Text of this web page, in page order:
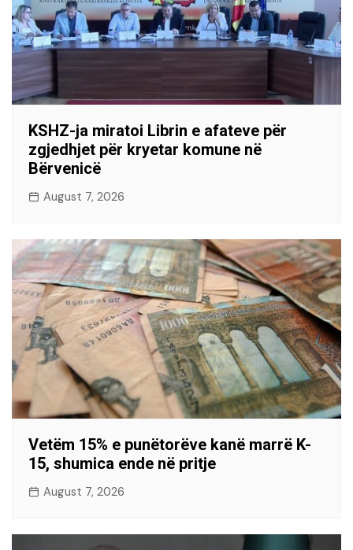
KSHZ-ja miratoi Librin e afateve për
zgjedhjet për kryetar komune në
Bërvenicë
August 7, 2026
Vetëm 15% e punëtorëve kanë marrë K-
15, shumica ende në pritje
August 7, 2026